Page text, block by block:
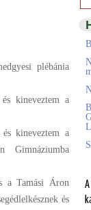
plébánia
és kineveztem a
és kineveztem a
Gimnáziumba
a Tamási Áron
és